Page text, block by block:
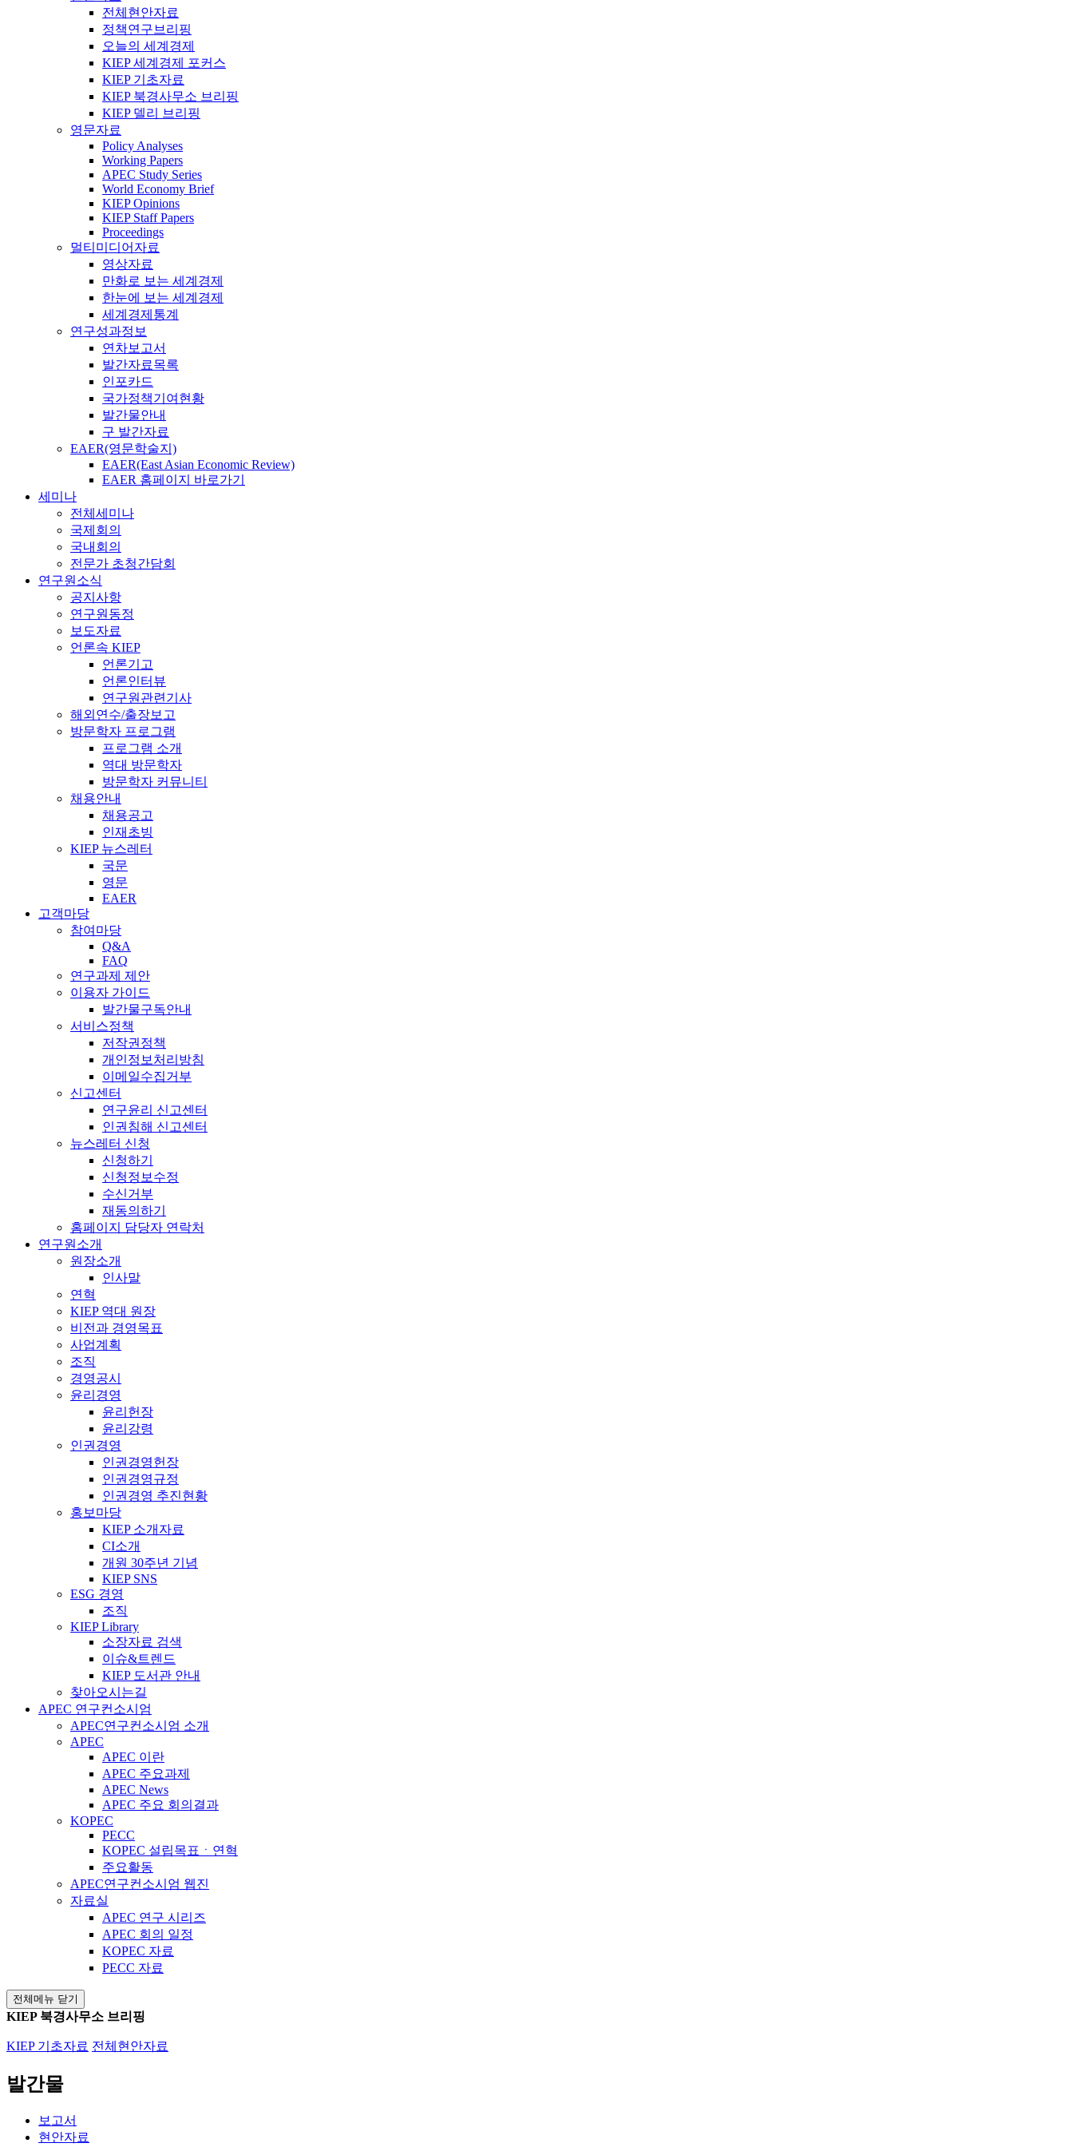
전체현안자료
정책연구브리핑
오늘의 세계경제
KIEP 세계경제 포커스
KIEP 기초자료
KIEP 북경사무소 브리핑
KIEP 델리 브리핑
영문자료
Policy Analyses
Working Papers
APEC Study Series
World Economy Brief
KIEP Opinions
KIEP Staff Papers
Proceedings
멀티미디어자료
영상자료
만화로 보는 세계경제
한눈에 보는 세계경제
세계경제통계
연구성과정보
연차보고서
발간자료목록
인포카드
국가정책기여현황
발간물안내
구 발간자료
EAER(영문학술지)
EAER(East Asian Economic Review)
EAER 홈페이지 바로가기
세미나
전체세미나
국제회의
국내회의
전문가 초청간담회
연구원소식
공지사항
연구원동정
보도자료
언론속 KIEP
언론기고
언론인터뷰
연구원관련기사
해외연수/출장보고
방문학자 프로그램
프로그램 소개
역대 방문학자
방문학자 커뮤니티
채용안내
채용공고
인재초빙
KIEP 뉴스레터
국문
영문
EAER
고객마당
참여마당
Q&A
FAQ
연구과제 제안
이용자 가이드
발간물구독안내
서비스정책
저작권정책
개인정보처리방침
이메일수집거부
신고센터
연구윤리 신고센터
인권침해 신고센터
뉴스레터 신청
신청하기
신청정보수정
수신거부
재동의하기
홈페이지 담당자 연락처
연구원소개
원장소개
인사말
연혁
KIEP 역대 원장
비전과 경영목표
사업계획
조직
경영공시
윤리경영
윤리헌장
윤리강령
인권경영
인권경영헌장
인권경영규정
인권경영 추진현황
홍보마당
KIEP 소개자료
CI소개
개원 30주년 기념
KIEP SNS
ESG 경영
조직
KIEP Library
소장자료 검색
이슈&트렌드
KIEP 도서관 안내
찾아오시는길
APEC 연구컨소시엄
APEC연구컨소시엄 소개
APEC
APEC 이란
APEC 주요과제
APEC News
APEC 주요 회의결과
KOPEC
PECC
KOPEC 설립목표ㆍ연혁
주요활동
APEC연구컨소시엄 웹진
자료실
APEC 연구 시리즈
APEC 회의 일정
KOPEC 자료
PECC 자료
전체메뉴 닫기
KIEP 북경사무소 브리핑
KIEP 기초자료 전체현안자료
발간물
보고서
현안자료